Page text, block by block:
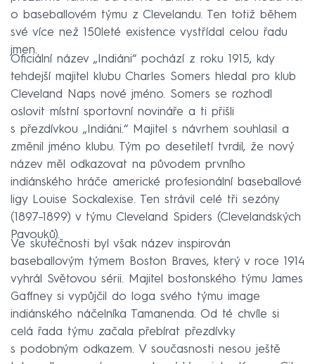
o baseballovém týmu z Clevelandu. Ten totiž během
své více než 150leté existence vystřídal celou řadu
jmen.
Oficiální název „Indiáni“ pochází z roku 1915, kdy
tehdejší majitel klubu Charles Somers hledal pro klub
Cleveland Naps nové jméno. Somers se rozhodl
oslovit místní sportovní novináře a ti přišli
s přezdívkou „Indiáni.“ Majitel s návrhem souhlasil a
změnil jméno klubu. Tým po desetiletí tvrdil, že nový
název měl odkazovat na původem prvního
indiánského hráče americké profesionální baseballové
ligy Louise Sockalexise. Ten strávil celé tři sezóny
(1897–⁠1899) v týmu Cleveland Spiders (Clevelandských
Pavouků).
Ve skutečnosti byl však název inspirován
baseballovým týmem Boston Braves, který v roce 1914
vyhrál Světovou sérii. Majitel bostonského týmu James
Gaffney si vypůjčil do loga svého týmu image
indiánského náčelníka Tamanenda. Od té chvíle si
celá řada týmu začala přebírat přezdívky
s podobným odkazem. V současnosti nesou ještě